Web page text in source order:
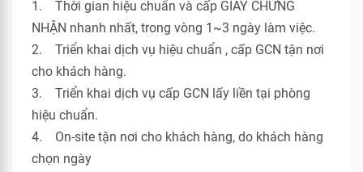
1. Thời gian hiệu chuẩn và cấp GIẤY CHỨNG
NHẬN nhanh nhất, trong vòng 1~3 ngày làm việc.
2. Triển khai dịch vụ hiệu chuẩn , cấp GCN tận nơi
cho khách hàng.
3. Triển khai dịch vụ cấp GCN lấy liền tại phòng
hiệu chuẩn.
4. On-site tận nơi cho khách hàng, do khách hàng
chọn ngày